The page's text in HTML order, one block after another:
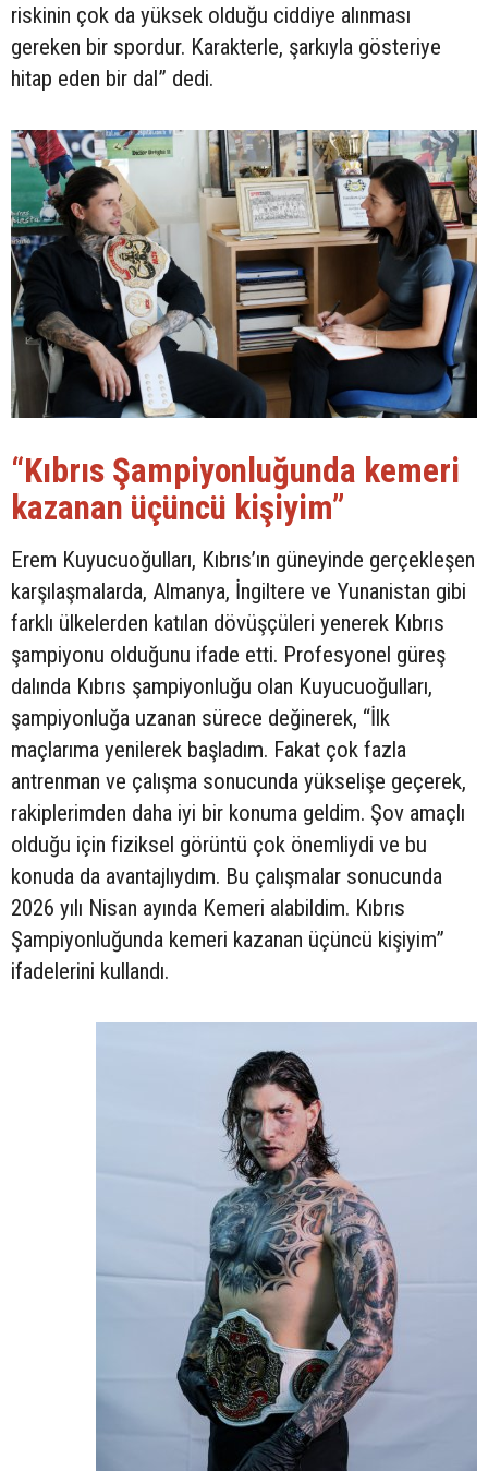
riskinin çok da yüksek olduğu ciddiye alınması
gereken bir spordur. Karakterle, şarkıyla gösteriye
hitap eden bir dal” dedi.
“Kıbrıs Şampiyonluğunda kemeri
kazanan üçüncü kişiyim”
Erem Kuyucuoğulları, Kıbrıs’ın güneyinde gerçekleşen
karşılaşmalarda, Almanya, İngiltere ve Yunanistan gibi
farklı ülkelerden katılan dövüşçüleri yenerek Kıbrıs
şampiyonu olduğunu ifade etti. Profesyonel güreş
dalında Kıbrıs şampiyonluğu olan Kuyucuoğulları,
şampiyonluğa uzanan sürece değinerek, “İlk
maçlarıma yenilerek başladım. Fakat çok fazla
antrenman ve çalışma sonucunda yükselişe geçerek,
rakiplerimden daha iyi bir konuma geldim. Şov amaçlı
olduğu için fiziksel görüntü çok önemliydi ve bu
konuda da avantajlıydım. Bu çalışmalar sonucunda
2026 yılı Nisan ayında Kemeri alabildim. Kıbrıs
Şampiyonluğunda kemeri kazanan üçüncü kişiyim”
ifadelerini kullandı.